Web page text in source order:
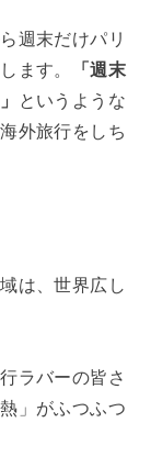
週末だけパリ
ます。
「週末
というような
外旅行をしち
は、世界広し
ラバーの皆さ
」がふつふつ